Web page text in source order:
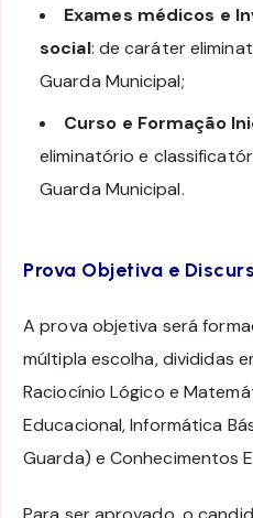
Exames médicos e
social: de caráter
Guarda Municipal;
Curso e Formação
eliminatório e
Guarda Municipal.
Prova Objetiva e
A prova objetiva será
múltipla escolha, divididas
Raciocínio Lógico e
Educacional, Informática
Guarda) e Conhecimentos